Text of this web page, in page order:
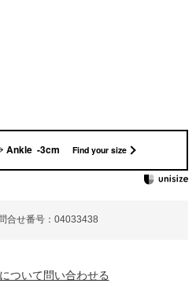
合せ番号：04033438
ついて問い合わせる
Ankle -3cm Find your size